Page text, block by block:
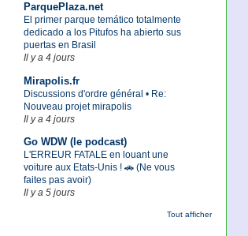
ParquePlaza.net
El primer parque temático totalmente
dedicado a los Pitufos ha abierto sus
puertas en Brasil
Il y a 4 jours
Mirapolis.fr
Discussions d'ordre général • Re:
Nouveau projet mirapolis
Il y a 4 jours
Go WDW (le podcast)
L'ERREUR FATALE en louant une
voiture aux Etats-Unis ! 🚗 (Ne vous
faites pas avoir)
Il y a 5 jours
Tout afficher